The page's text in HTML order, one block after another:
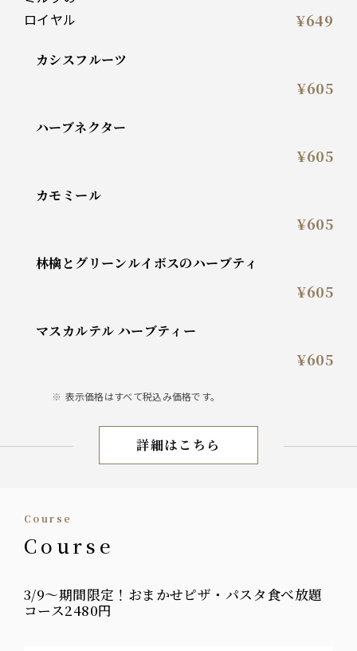
¥649
カシスフルーツ
¥605
ハーブネクター
¥605
カモミール
¥605
林檎とグリーンルイボスのハーブティ
¥605
マスカルテル ハーブティー
¥605
表示価格はすべて税込み価格です。
Soft Drink
詳細はこちら
Course
Course
3/9〜期間限定！おまかせピザ・パスタ食べ放題
コース2480円